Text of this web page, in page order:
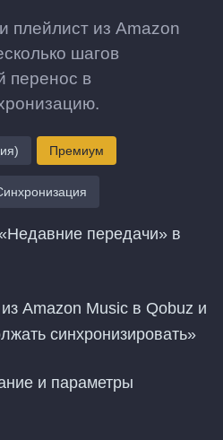
плейлист из Amazon
шагов
перенос в
Премиум
передачи» в
Amazon Music в Qobuz и
синхронизировать»
и параметры